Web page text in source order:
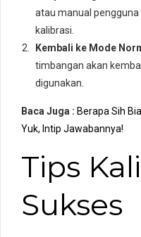
atau manual
kalibrasi.
Kembali ke Mode
timbangan akan
digunakan.
Baca Juga : Berapa Sih
Yuk, Intip Jawabannya!
Tips
Sukses